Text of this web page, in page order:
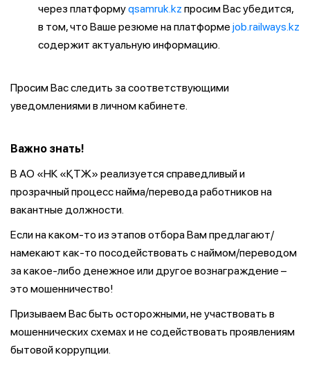
через платформуqsamruk.kz просим Вас убедится,
в том, что Ваше резюме на платформе job.railways.kz
содержит актуальную информацию.
Просим Вас следить за соответствующими
уведомлениями в личном кабинете.
Важно знать!
В АО «НК «ҚТЖ» реализуется справедливый и
прозрачный процесс найма/перевода работников на
вакантные должности.
Если на каком-то из этапов отбора Вам предлагают/
намекают как-то посодействовать с наймом/переводом
за какое-либо денежное или другое вознаграждение –
это мошенничество!
Призываем Вас быть осторожными, не участвовать в
мошеннических схемах и не содействовать проявлениям
бытовой коррупции.